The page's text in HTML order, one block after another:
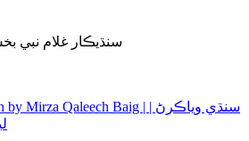
سنڌيڪار غلام نبي